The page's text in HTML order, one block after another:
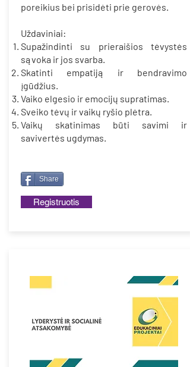
poreikius bei prisidėti prie gerovės.
Uždaviniai:
Supažindinti su prieraišios tėvystės
sąvoka ir jos svarba.
Skatinti empatiją ir bendravimo
įgūdžius.
Vaiko elgesio ir emocijų supratimas.
Sveiko tėvų ir vaikų ryšio plėtra.
Vaikų skatinimas būti savimi ir
savivertės ugdymas.
Share
Registruotis